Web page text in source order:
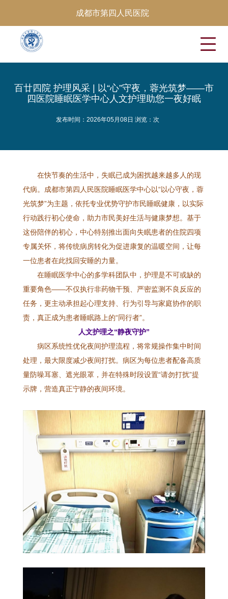
成都市第四人民医院
百廿四院 护理风采 | 以“心”守夜，蓉光筑梦——市
四医院睡眠医学中心人文护理助您一夜好眠
发布时间：2026年05月08日 浏览： 次
在快节奏的生活中，失眠已成为困扰越来越多人的现
代病。成都市第四人民医院睡眠医学中心以“以心守夜，蓉
光筑梦”为主题，依托专业优势守护市民睡眠健康，以实际
行动践行初心使命，助力市民美好生活与健康梦想。基于
这份陪伴的初心，中心特别推出面向失眠患者的住院四项
专属关怀，将传统病房转化为促进康复的温暖空间，让每
一位患者在此找回安睡的力量。
在睡眠医学中心的多学科团队中，护理是不可或缺的
重要角色——不仅执行非药物干预、严密监测不良反应的
任务，更主动承担起心理支持、行为引导与家庭协作的职
责，真正成为患者睡眠路上的“同行者”。
人文护理之“静夜守护”
病区系统性优化夜间护理流程，将常规操作集中时间
处理，最大限度减少夜间打扰。病区为每位患者配备高质
量防噪耳塞、遮光眼罩，并在特殊时段设置“请勿打扰”提
示牌，营造真正宁静的夜间环境。